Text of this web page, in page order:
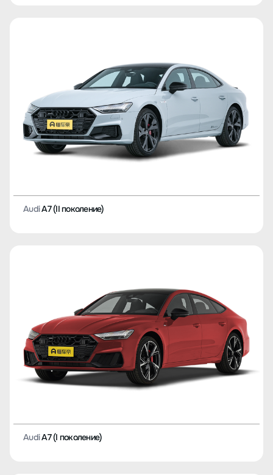
AudiA7 (II поколение)
AudiA7 (I поколение)